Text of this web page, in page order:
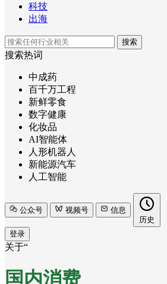
科技
出海
搜索
搜索热词
中成药
百千万工程
新鲜零食
数字健康
化妆品
AI智能体
人形机器人
新能源汽车
人工智能
公众号 视频号
信息
历史
登录
关于“
国内消费